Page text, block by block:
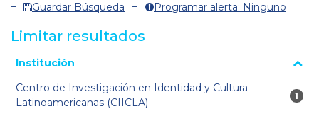
Guardar Búsqueda
Programar alerta: Ninguno
Limitar resultados
La página se volverá a cargar cuando se seleccione o excluya
Institución
Centro de Investigación en Identidad y Cultura
Latinoamericanas (CIICLA)
1
1